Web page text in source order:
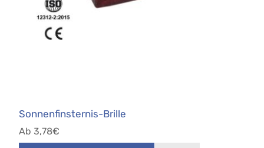
Sonnenfinsternis-Brille
Ab 3,78€